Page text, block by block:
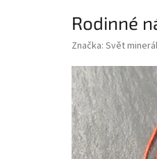
Rodinné
Značka: Svět